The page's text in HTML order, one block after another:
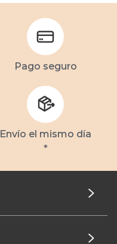
Pago seguro
Envío el mismo día
*